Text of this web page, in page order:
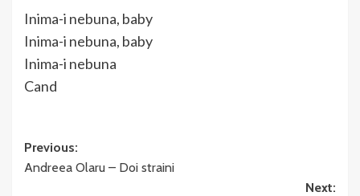
Inima-i nebuna, baby
Inima-i nebuna, baby
Inima-i nebuna
Cand
Post
navigation
Previous:
Andreea Olaru – Doi straini
Next: